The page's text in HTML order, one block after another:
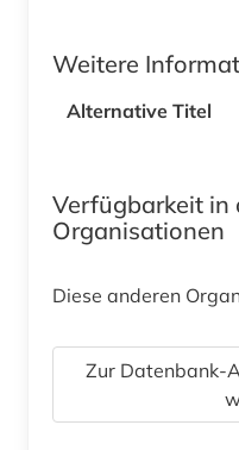
Weitere
Alternative Titel
Verfügbarkeit in
Organisationen
Diese anderen
Zur Datenbank-